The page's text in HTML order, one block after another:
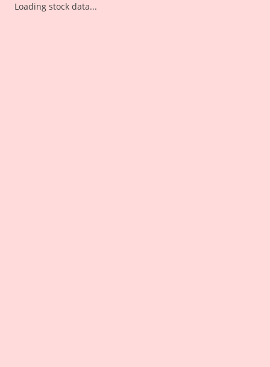
Loading stock data...